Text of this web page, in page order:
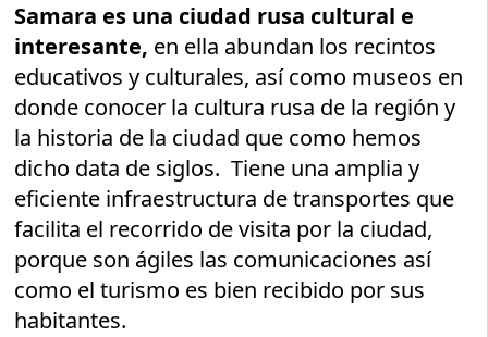
Samara es una ciudad rusa cultural e
interesante, en ella abundan los recintos
educativos y culturales, así como museos en
donde conocer la cultura rusa de la región y
la historia de la ciudad que como hemos
dicho data de siglos. Tiene una amplia y
eficiente infraestructura de transportes que
facilita el recorrido de visita por la ciudad,
porque son ágiles las comunicaciones así
como el turismo es bien recibido por sus
habitantes.